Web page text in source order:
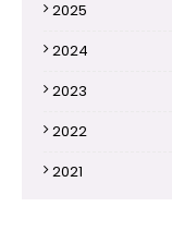
2025
2024
2023
2022
2021